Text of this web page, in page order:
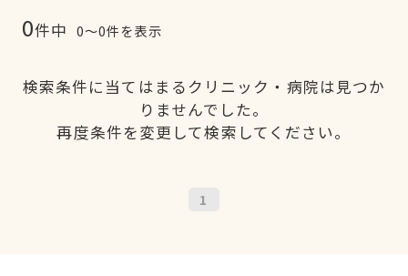
0件中 0〜0件を表示
検索条件に当てはまるクリニック・病院は見つか
りませんでした。
再度条件を変更して検索してください。
1